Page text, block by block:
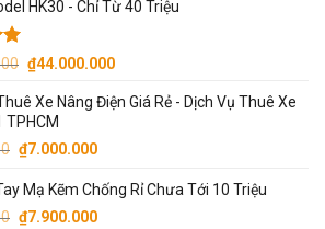
₫68.000.000.
là:
HK30 - Chỉ Từ 40 Triệu
Giá
là:
₫45.000.000.
₫44.000.000Giá
tại
Xe Nâng Điện Giá Rẻ - Dịch Vụ Thuê Xe
TPHCM
Giá
là:
₫7.500.000.
₫7.000.000Giá
tại
là:
Mạ Kẽm Chống Rỉ Chưa Tới 10 Triệu
Giá
₫7.900.000Giá